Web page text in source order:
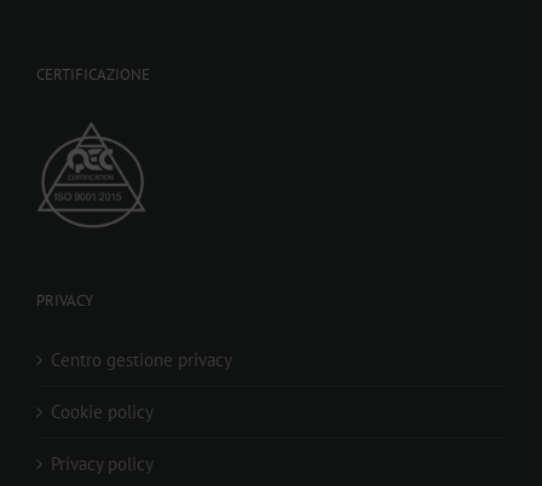
CERTIFICAZIONE
PRIVACY
Centro gestione privacy
Cookie policy
Privacy policy